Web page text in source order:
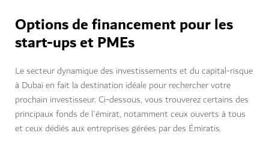
Options de financement pour les
start-ups et PMEs
Le secteur dynamique des investissements et du capital-risque
à Dubai en fait la destination idéale pour rechercher votre
prochain investisseur. Ci-dessous, vous trouverez certains des
principaux fonds de l'émirat, notamment ceux ouverts à tous
et ceux dédiés aux entreprises gérées par des Émiratis.